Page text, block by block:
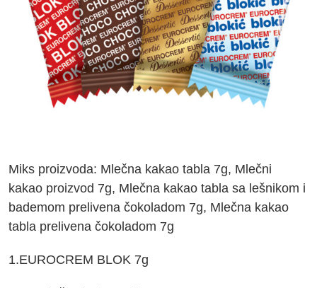
Miks proizvoda: Mlečna kakao tabla 7g, Mlečni
kakao proizvod 7g, Mlečna kakao tabla sa lešnikom i
bademom prelivena čokoladom 7g, Mlečna kakao
tabla prelivena čokoladom 7g
1.EUROCREM BLOK 7g